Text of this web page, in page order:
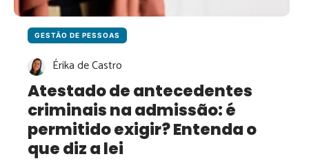
GESTÃO DE PESSOAS
Érika de Castro
Atestado de antecedentes
criminais na admissão: é
permitido exigir? Entenda o
que diz a lei